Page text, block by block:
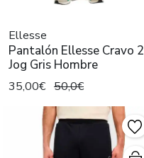
Ellesse
Pantalón Ellesse Cravo 2
Jog Gris Hombre
35,00€ 50,0€